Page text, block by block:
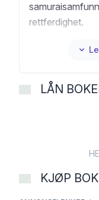
rettferdighet.
LÅN
KJØP